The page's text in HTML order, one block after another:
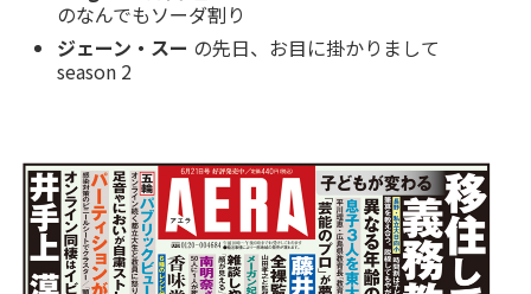
のなんでもソーダ割り
ジェーン・スー の先日、お目に掛かりまして
season 2